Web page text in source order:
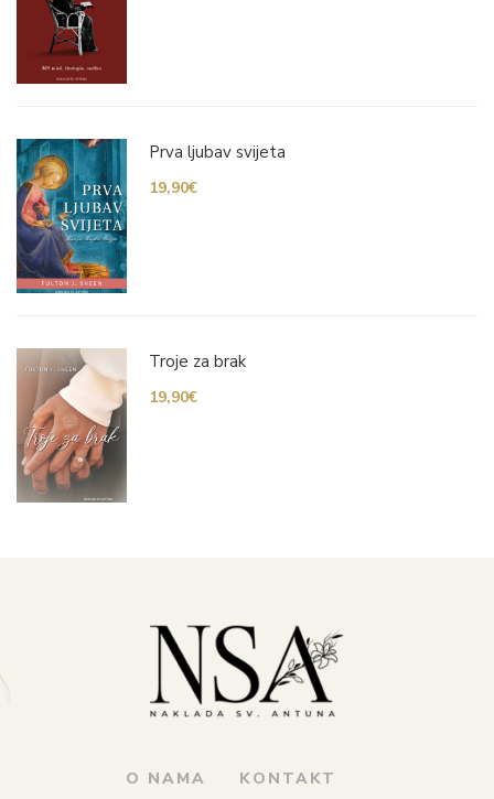
Prva ljubav svijeta
19,90€
Troje za brak
19,90€
O NAMA KONTAKT